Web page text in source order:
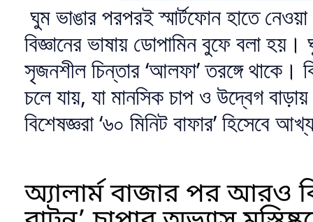
ঘুম ভাঙার পরপরই স্মার্টফোন হাতে
বিজ্ঞানের ভাষায় ডোপামিন বুফে বলা
সৃজনশীল চিন্তার ‘আলফা’ তরঙ্গে থাকে।
চলে যায়, যা মানসিক চাপ ও উদ্বেগ
বিশেষজ্ঞরা ‘৬০ মিনিট বাফার’ হিসেবে
অ্যালার্ম বাজার পর আরও